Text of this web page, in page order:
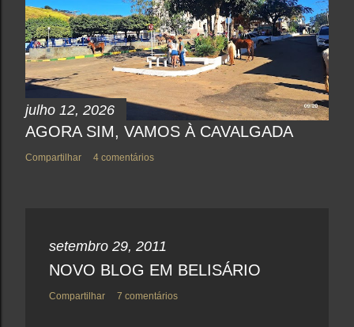
e
n
t
á
r
i
o
julho 12, 2026
AGORA SIM, VAMOS À CAVALGADA
Compartilhar 4 comentários
setembro 29, 2011
NOVO BLOG EM BELISÁRIO
Compartilhar 7 comentários